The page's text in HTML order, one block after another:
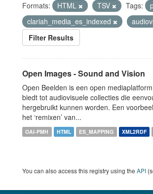
Formats:
HTML TSV Tags:
clariah_media_es_indexed
Filter Results
Open Images - Sound and Vision
Open Beelden is een open
biedt tot audiovisuele collecties die
hergebruikt kunnen worden. Een
het ‘remixen’ van...
OAI-PMH HTML ES_MAPPING XML2RDF
You can also access this registry using the API